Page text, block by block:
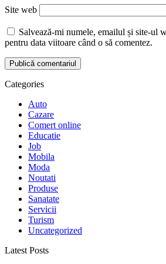
Site web
Salvează-mi numele, emailul și site-ul
pentru data viitoare când o să comentez.
Categories
Auto
Cazare
Comert online
Educatie
Job
Mobila
Moda
Noutati
Produse
Sanatate
Servicii
Turism
Uncategorized
Latest Posts